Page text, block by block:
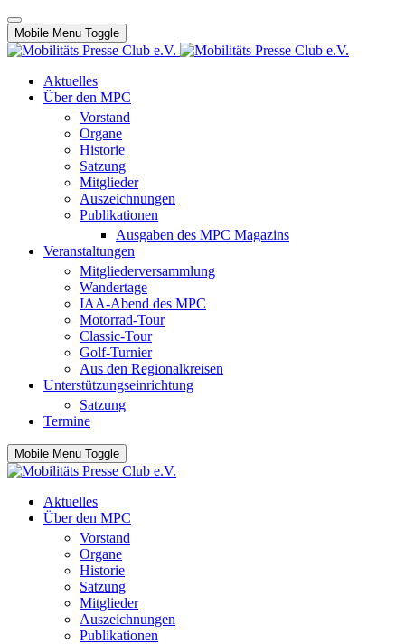
Mobile Menu Toggle
Aktuelles
Über den MPC
Vorstand
Organe
Historie
Satzung
Mitglieder
Auszeichnungen
Publikationen
Ausgaben des MPC Magazins
Veranstaltungen
Mitgliederversammlung
Wandertage
IAA-Abend des MPC
Motorrad-Tour
Classic-Tour
Golf-Turnier
Aus den Regionalkreisen
Unterstützungseinrichtung
Satzung
Termine
Mobile Menu Toggle
Aktuelles
Über den MPC
Vorstand
Organe
Historie
Satzung
Mitglieder
Auszeichnungen
Publikationen